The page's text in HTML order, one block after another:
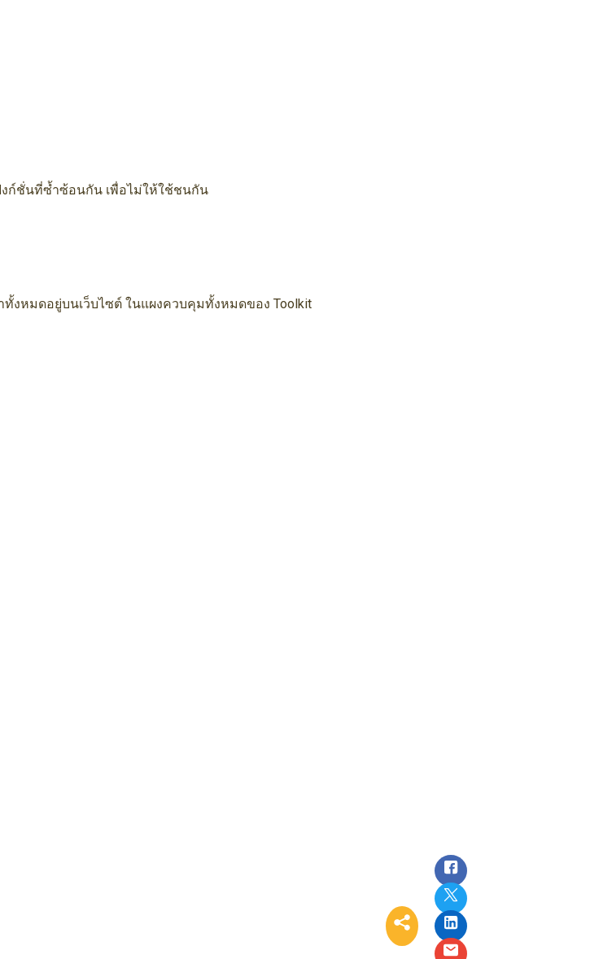
งก์ชั่นที่ซ้ำซ้อนกัน เพื่อไม่ให้ใช้ชนกัน
ทั้งหมดอยู่บนเว็บไซต์ ในแผงควบคุมทั้งหมดของ Toolkit